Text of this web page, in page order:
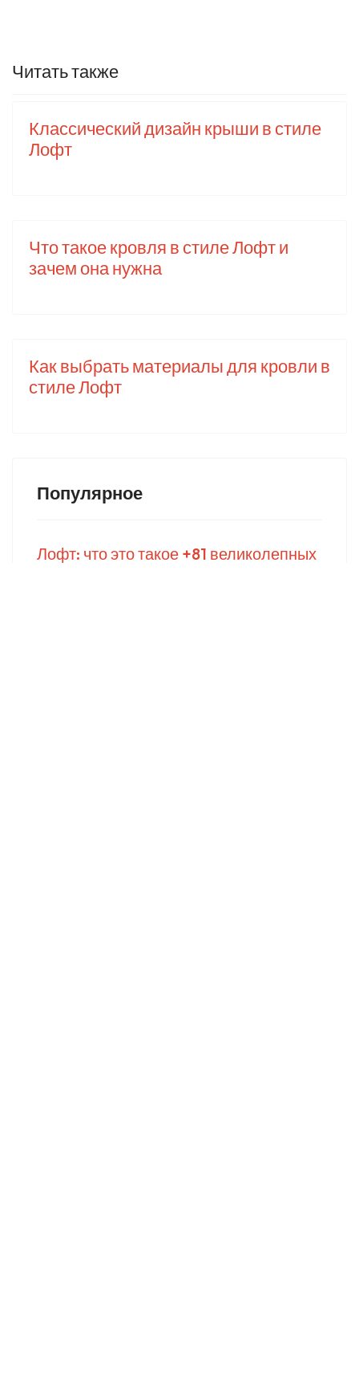
Читать также
Классический дизайн крыши в стиле
Лофт
Что такое кровля в стиле Лофт и
зачем она нужна
Как выбрать материалы для кровли в
стиле Лофт
Популярное
Лофт: что это такое +81 великолепных